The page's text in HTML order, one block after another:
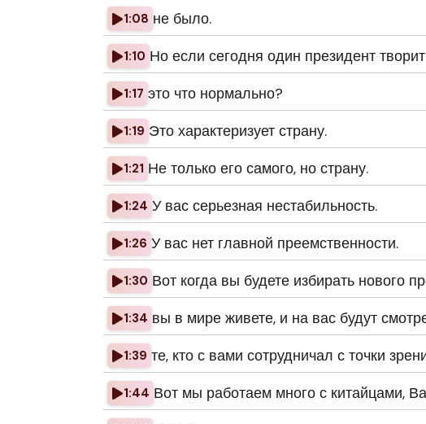
1:08 не было.
1:10 Но если сегодня один президент
1:17 это что нормально?
1:19 Это характеризует страну.
1:21 Не только его самого, но страну.
1:24 У вас серьезная нестабильность.
1:26 У вас нет главной преемственности.
1:30 Вот когда вы будете избирать нового
1:34 вы в мире живете, и на вас будут
1:39 те, кто с вами сотрудничал с точки
1:44 Вот мы работаем много с китайцами,